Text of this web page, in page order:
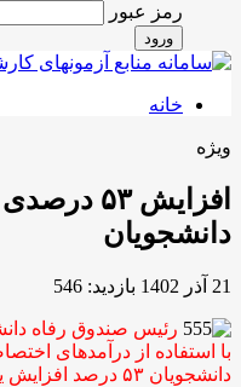
رمز عبور
ورود
خانه
ویژه
افزایش ۵۳
دانشجویان
21 آذر 1402 بازدید: 546
رئیس صندوق رفاه
با استفاده از درآمد‌های
دانشجویان ۵۳ درصد افزایش یافته است.